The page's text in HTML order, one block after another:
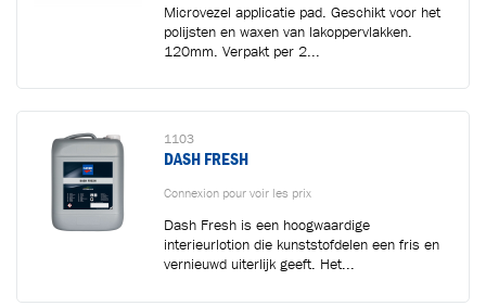
Microvezel applicatie pad. Geschikt voor het
polijsten en waxen van lakoppervlakken.
120mm. Verpakt per 2...
1103
DASH FRESH
Connexion pour voir les prix
Dash Fresh is een hoogwaardige
interieurlotion die kunststofdelen een fris en
vernieuwd uiterlijk geeft. Het...